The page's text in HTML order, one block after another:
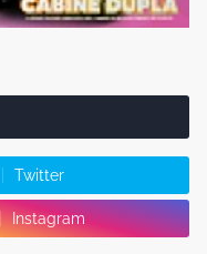
Twitter
Instagram